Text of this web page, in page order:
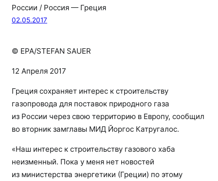
России / Россия — Греция
02.05.2017
© EPA/STEFAN SAUER
12 Апреля 2017
Греция сохраняет интерес к строительству
газопровода для поставок природного газа
из России через свою территорию в Европу, сообщил
во вторник замглавы МИД Йоргос Катругалос.
«Наш интерес к строительству газового хаба
неизменный. Пока у меня нет новостей
из министерства энергетики (Греции) по этому